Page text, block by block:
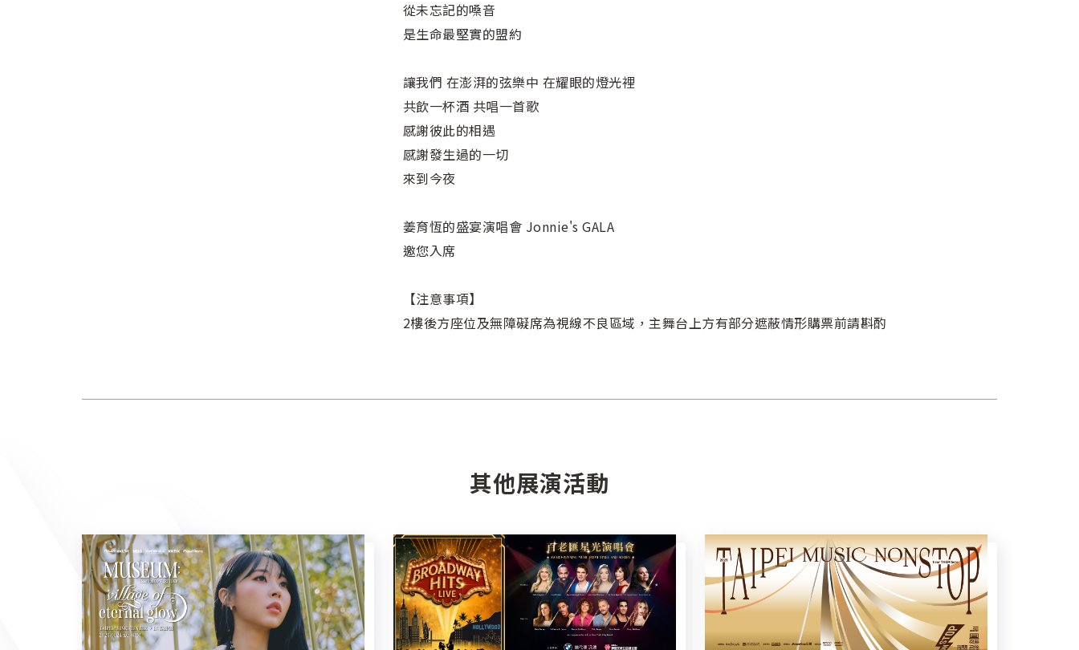
從未忘記的嗓音
是生命最堅實的盟約
讓我們 在澎湃的弦樂中 在耀眼的燈光裡
共飲一杯酒 共唱一首歌
感謝彼此的相遇
感謝發生過的一切
來到今夜
姜育恆的盛宴演唱會 Jonnie's GALA
邀您入席
【注意事項】
2樓後方座位及無障礙席為視線不良區域，主舞台上方有部分遮蔽情形購票前請斟酌
其他展演活動